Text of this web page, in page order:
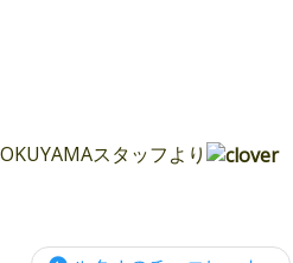
OKUYAMAスタッフより